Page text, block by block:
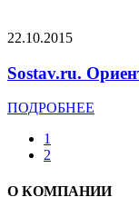
22.10.2015
Sostav.ru.
ПОДРОБНЕЕ
1
2
О КОМПАНИИ